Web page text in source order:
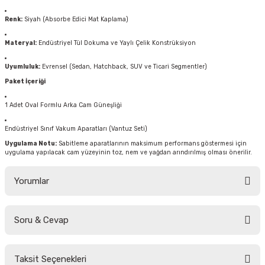
Renk: Siyah (Absorbe Edici Mat Kaplama)
Materyal: Endüstriyel Tül Dokuma ve Yaylı Çelik Konstrüksiyon
Uyumluluk: Evrensel (Sedan, Hatchback, SUV ve Ticari Segmentler)
Paket İçeriği
1 Adet Oval Formlu Arka Cam Güneşliği
Endüstriyel Sınıf Vakum Aparatları (Vantuz Seti)
Uygulama Notu: Sabitleme aparatlarının maksimum performans göstermesi için
uygulama yapılacak cam yüzeyinin toz, nem ve yağdan arındırılmış olması önerilir.
Yorumlar
Soru & Cevap
Taksit Seçenekleri